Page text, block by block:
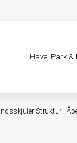
Have, Park
Struktur -